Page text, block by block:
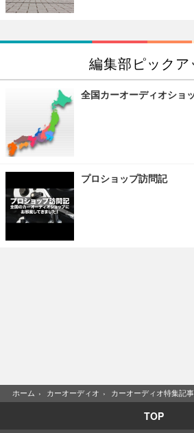
編集部ピックア
全国カーオーディオショ
プロショップ訪問記
ホーム › カーオーディオ › カーオーディオ特集記事
TOP